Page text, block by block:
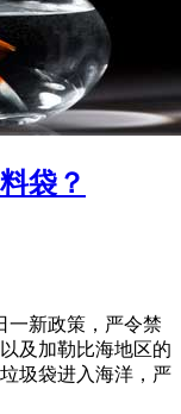
袋？
一新政策，严令禁
及加勒比海地区的
圾袋进入海洋，严